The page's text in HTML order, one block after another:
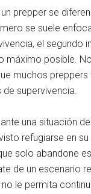
prepper se
se suele
el segundo
máximo posible.
muchos preppers
supervivencia.
una situación
refugiarse en
solo abandone
de un escenario
le permita